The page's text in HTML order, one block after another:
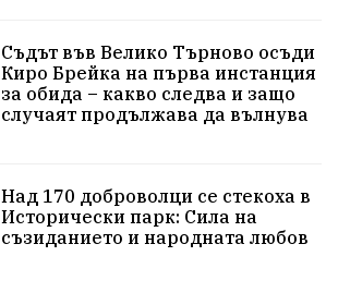
Съдът във Велико Търново осъди
Киро Брейка на първа инстанция
за обида – какво следва и защо
случаят продължава да вълнува
Над 170 доброволци се стекоха в
Исторически парк: Сила на
съзиданието и народната любов